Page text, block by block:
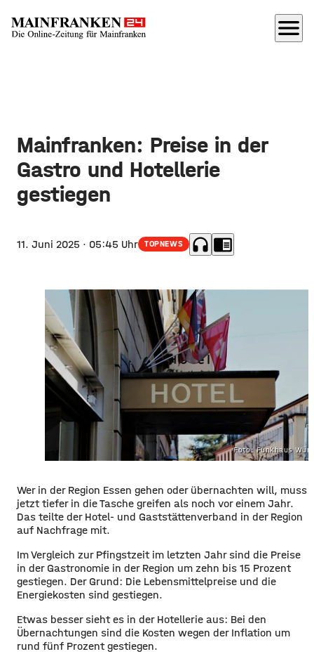
menu
Mainfranken: Preise in der
Gastro und Hotellerie
gestiegen
11. Juni 2025 · 05:45 Uhr TOPNEWS headphones chrome_reader_mode
Foto: Funkhaus
Wer in der Region Essen gehen oder übernachten will, muss
jetzt tiefer in die Tasche greifen als noch vor einem Jahr.
Das teilte der Hotel- und Gaststättenverband in der Region
auf Nachfrage mit.
Im Vergleich zur Pfingstzeit im letzten Jahr sind die Preise
in der Gastronomie in der Region um zehn bis 15 Prozent
gestiegen. Der Grund: Die Lebensmittelpreise und die
Energiekosten sind gestiegen.
Etwas besser sieht es in der Hotellerie aus: Bei den
Übernachtungen sind die Kosten wegen der Inflation um
rund fünf Prozent gestiegen.